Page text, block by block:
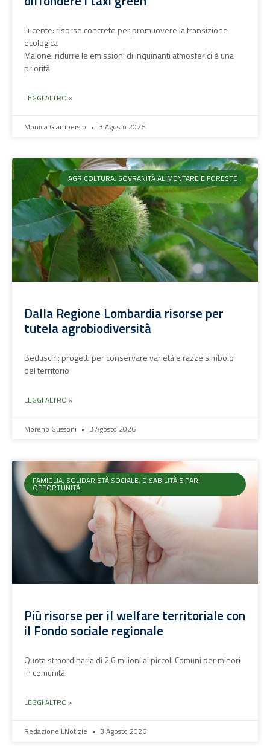
Lucente: risorse concrete per promuovere la transizione
ecologica
Maione: ridurre le emissioni di inquinanti atmosferici è una
priorità
LEGGI ALTRO »
Monica Giambersio 3 Agosto 2026
AGRICOLTURA, SOVRANITÀ ALIMENTARE E FORESTE
Dalla Regione Lombardia risorse per
tutela agrobiodiversità
Beduschi: progetti per conservare varietà e razze simbolo
del territorio
LEGGI ALTRO »
Moreno Gussoni 3 Agosto 2026
FAMIGLIA, SOLIDARIETÀ SOCIALE, DISABILITÀ E PARI
OPPORTUNITÀ
Più risorse per il welfare territoriale con
il Fondo sociale regionale
Quota straordinaria di 2,6 milioni ai piccoli Comuni per minori
in comunità
LEGGI ALTRO »
Redazione LNotizie 3 Agosto 2026